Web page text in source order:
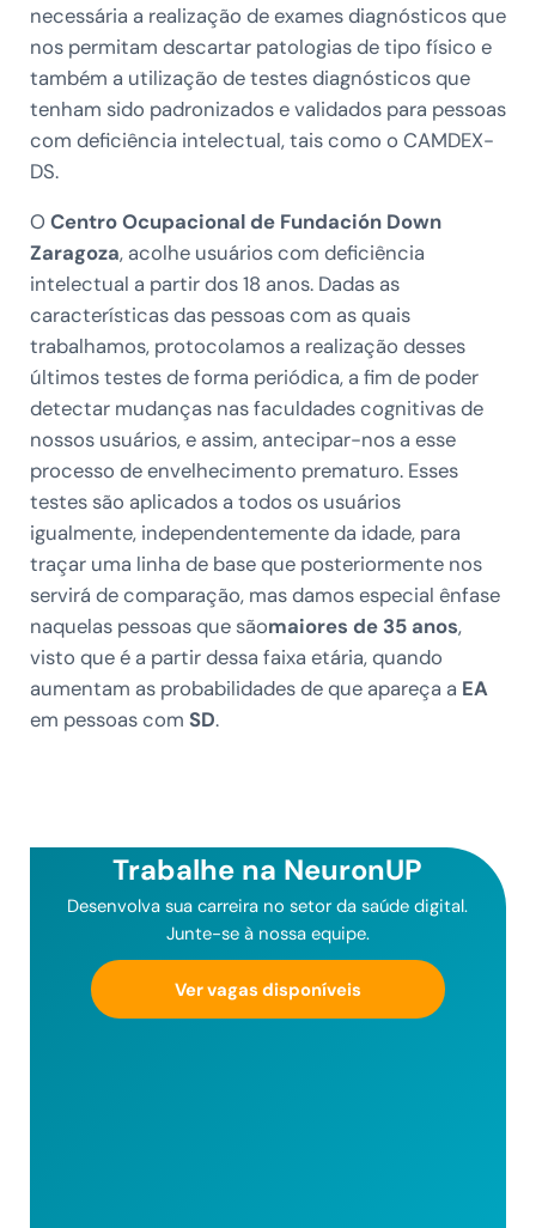
necessária a realização de exames diagnósticos que
nos permitam descartar patologias de tipo físico e
também a utilização de testes diagnósticos que
tenham sido padronizados e validados para pessoas
com deficiência intelectual, tais como o CAMDEX-
DS.
O Centro Ocupacional de Fundación Down
Zaragoza, acolhe usuários com deficiência
intelectual a partir dos 18 anos. Dadas as
características das pessoas com as quais
trabalhamos, protocolamos a realização desses
últimos testes de forma periódica, a fim de poder
detectar mudanças nas faculdades cognitivas de
nossos usuários, e assim, antecipar-nos a esse
processo de envelhecimento prematuro. Esses
testes são aplicados a todos os usuários
igualmente, independentemente da idade, para
traçar uma linha de base que posteriormente nos
servirá de comparação, mas damos especial ênfase
naquelas pessoas que sãomaiores de 35 anos,
visto que é a partir dessa faixa etária, quando
aumentam as probabilidades de que apareça a EA
em pessoas com SD.
Trabalhe na NeuronUP
Desenvolva sua carreira no setor da saúde digital.
Junte-se à nossa equipe.
Ver vagas disponíveis